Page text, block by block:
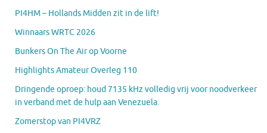
PI4HM – Hollands Midden zit in de lift!
Winnaars WRTC 2026
Bunkers On The Air op Voorne
Highlights Amateur Overleg 110
Dringende oproep: houd 7135 kHz volledig vrij voor noodverkeer
in verband met de hulp aan Venezuela.
Zomerstop van PI4VRZ